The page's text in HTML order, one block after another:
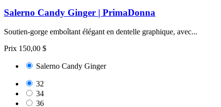
Salerno Candy Ginger | PrimaDonna
Soutien‑gorge emboîtant élégant en dentelle graphique, avec...
Prix 150,00 $
Salerno Candy Ginger
32
34
36